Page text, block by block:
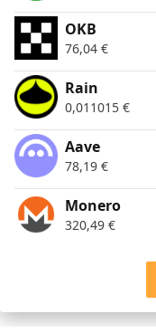
OKB
76,04 €
Rain
0,011015 €
Aave
78,19 €
Monero
320,49 €